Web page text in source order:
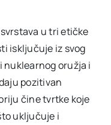
u tri etičke
isključuje iz svog
nuklearnog oružja i
pozitivan
čine tvrtke koje
uključuje i